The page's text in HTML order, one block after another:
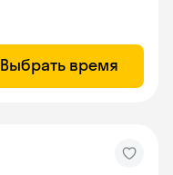
Выбрать время